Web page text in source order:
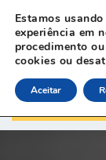
Estamos
experiência em
procedimento
cookies ou
Aceitar